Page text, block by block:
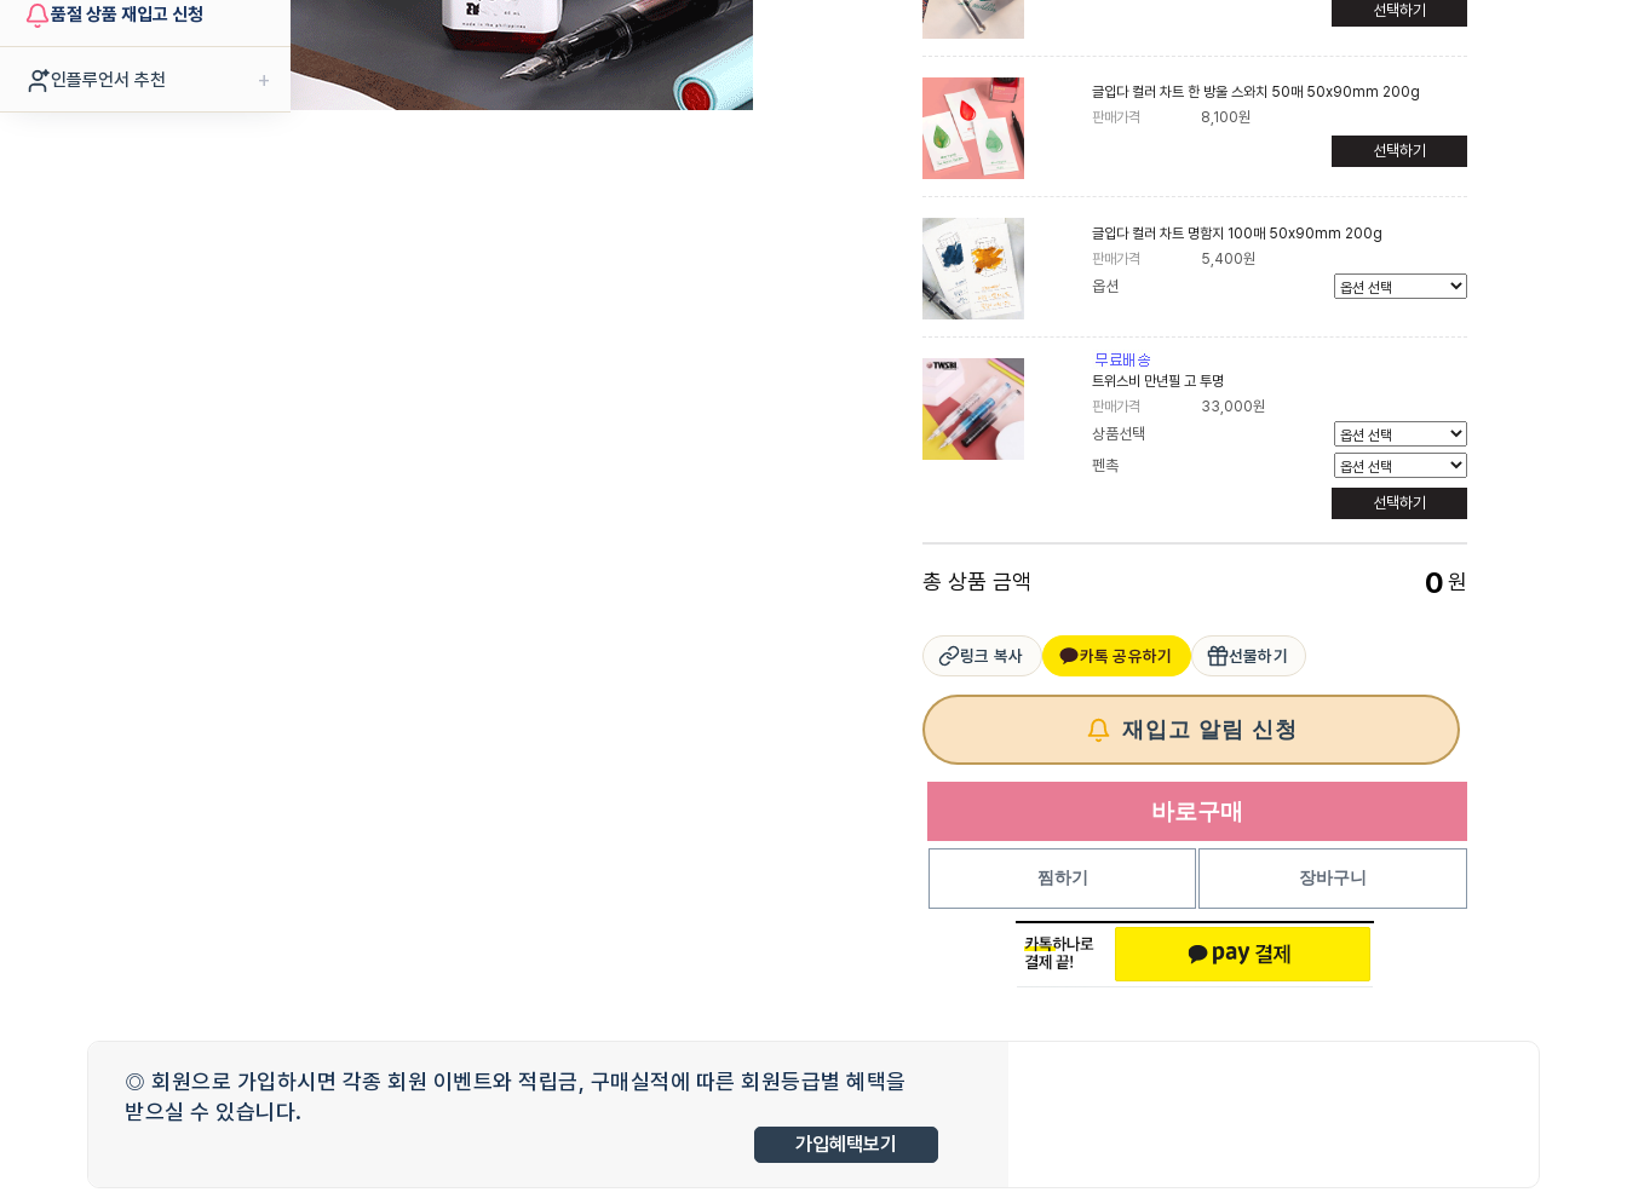
품절 상품 재입고 신청
인플루언서 추천 +
선택하기
글입다 컬러 차트 한 방울 스와치 50매 50x90mm 200g
판매가격
8,100원
선택하기
글입다 컬러 차트 명함지 100매 50x90mm 200g
판매가격
5,400원
옵션
트위스비 만년필 고 투명
판매가격
33,000원
상품선택
펜촉
선택하기
총 상품 금액 0원
링크 복사 카톡 공유하기 선물하기
재입고 알림 신청
바로구매
장바구니
찜하기
◎ 회원으로 가입하시면 각종 회원 이벤트와 적립금, 구매실적에 따른 회원등급별 혜택을
받으실 수 있습니다.
가입혜택보기